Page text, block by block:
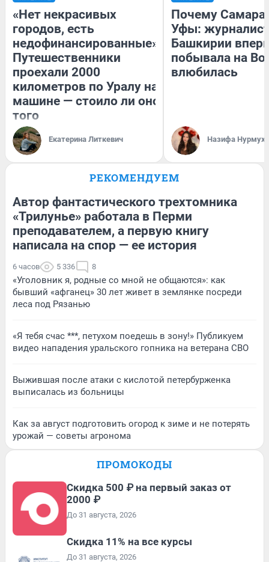
«Нет некрасивых
городов, есть
недофинансированные».
Путешественники
проехали 2000
километров по Уралу на
машине — стоило ли оно
того
Екатерина Литкевич
Почему Самара
Уфы:
Башкирии
побывала на
влюбилась
Назифа
РЕКОМЕНДУЕМ
Автор фантастического трехтомника
«Трилунье» работала в Перми
преподавателем, а первую книгу
написала на спор — ее история
6 часов 5 336 8
«Уголовник я, родные со мной не общаются»: как
бывший «афганец» 30 лет живет в землянке посреди
леса под Рязанью
«Я тебя счас ***, петухом поедешь в зону!» Публикуем
видео нападения уральского гопника на ветерана СВО
Выжившая после атаки с кислотой петербурженка
выписалась из больницы
Как за август подготовить огород к зиме и не потерять
урожай — советы агронома
ПРОМОКОДЫ
Скидка 500 ₽ на первый заказ от
2000 ₽
До 31 августа, 2026
Скидка 11% на все курсы
До 31 августа, 2026